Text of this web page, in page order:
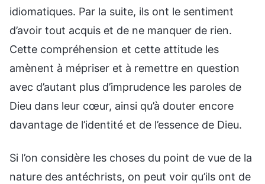
idiomatiques. Par la suite, ils ont le sentiment
d’avoir tout acquis et de ne manquer de rien.
Cette compréhension et cette attitude les
amènent à mépriser et à remettre en question
avec d’autant plus d’imprudence les paroles de
Dieu dans leur cœur, ainsi qu’à douter encore
davantage de l’identité et de l’essence de Dieu.
Si l’on considère les choses du point de vue de la
nature des antéchrists, on peut voir qu’ils ont de